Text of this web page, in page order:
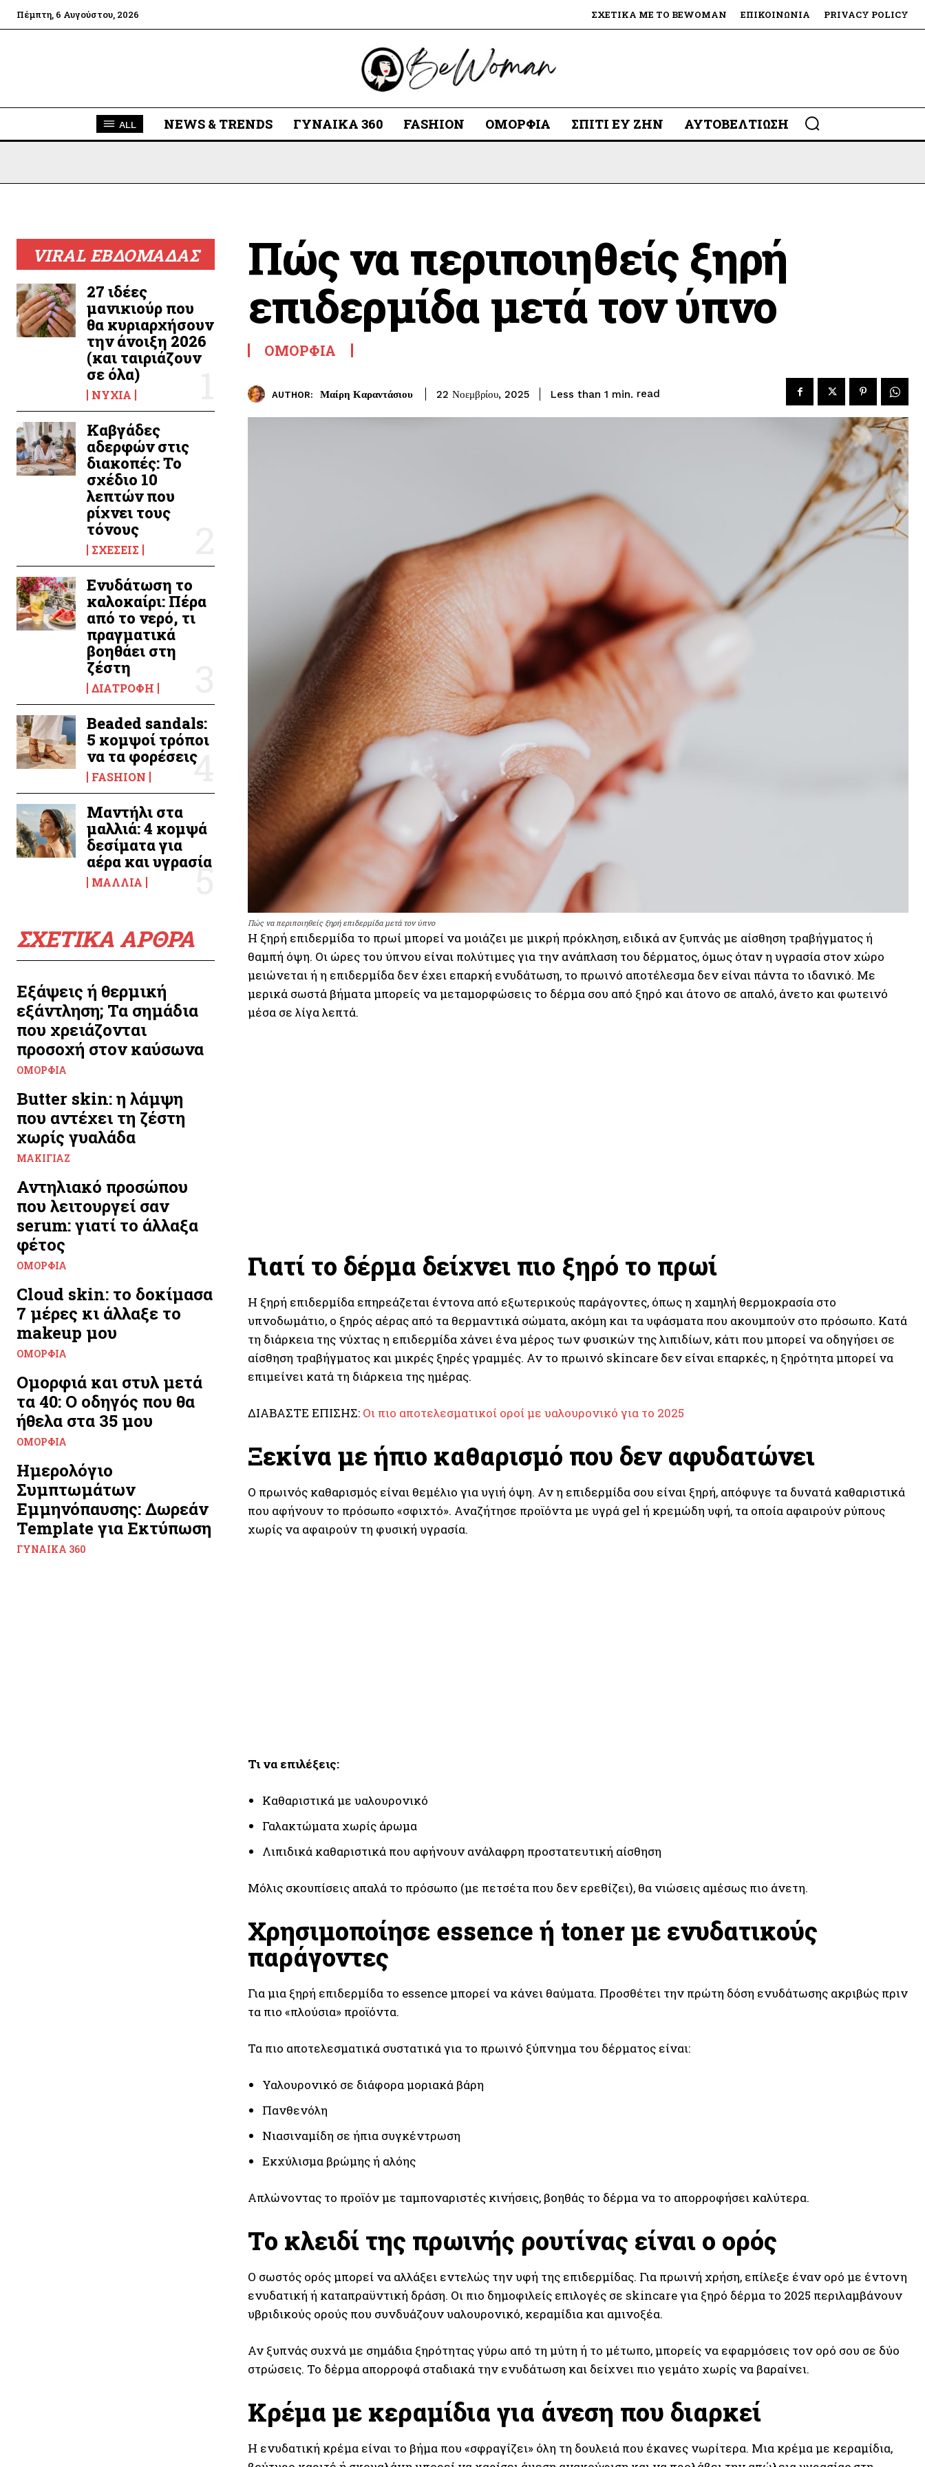
Πέμπτη, 6 Αυγούστου, 2026 ΣΧΕΤΙΚΆ ΜΕ ΤΟ BEWOMAN ΕΠΙΚΟΙΝΩΝΊΑ PRIVACY POLICY
ALL NEWS & TRENDS ΓΥΝΑΊΚΑ 360 FASHION ΟΜΟΡΦΙΆ ΣΠΊΤΙ ΕΥ ΖΗΝ ΑΥΤΟΒΕΛΤΊΩΣΗ
VIRAL ΕΒΔΟΜΑΔΑΣ
27 ιδέες
μανικιούρ που
θα κυριαρχήσουν
την άνοιξη 2026
(και ταιριάζουν
σε όλα)
ΝΎΧΙΑ
Καβγάδες
αδερφών στις
διακοπές: Το
σχέδιο 10
λεπτών που
ρίχνει τους
τόνους
ΣΧΈΣΕΙΣ
Ενυδάτωση το
καλοκαίρι: Πέρα
από το νερό, τι
πραγματικά
βοηθάει στη
ζέστη
ΔΙΑΤΡΟΦΉ
Beaded sandals:
5 κομψοί τρόποι
να τα φορέσεις
FASHION
Μαντήλι στα
μαλλιά: 4 κομψά
δεσίματα για
αέρα και υγρασία
ΜΑΛΛΙΆ
ΣΧΕΤΙΚΑ ΑΡΘΡΑ
Εξάψεις ή θερμική
εξάντληση; Τα σημάδια
που χρειάζονται
προσοχή στον καύσωνα
ΟΜΟΡΦΙΆ
Butter skin: η λάμψη
που αντέχει τη ζέστη
χωρίς γυαλάδα
ΜΑΚΙΓΙΆΖ
Αντηλιακό προσώπου
που λειτουργεί σαν
serum: γιατί το άλλαξα
φέτος
ΟΜΟΡΦΙΆ
Cloud skin: το δοκίμασα
7 μέρες κι άλλαξε το
makeup μου
ΟΜΟΡΦΙΆ
Ομορφιά και στυλ μετά
τα 40: Ο οδηγός που θα
ήθελα στα 35 μου
ΟΜΟΡΦΙΆ
Ημερολόγιο
Συμπτωμάτων
Εμμηνόπαυσης: Δωρεάν
Template για Εκτύπωση
ΓΥΝΑΊΚΑ 360
Πώς να περιποιηθείς ξηρή
επιδερμίδα μετά τον ύπνο
ΟΜΟΡΦΙΆ
AUTHOR: Μαίρη Καραντάσιου 22 Νοεμβρίου, 2025 Less than 1 min. read
Πώς να περιποιηθείς ξηρή επιδερμίδα μετά τον ύπνο
Η ξηρή επιδερμίδα το πρωί μπορεί να μοιάζει με μικρή πρόκληση, ειδικά αν ξυπνάς με αίσθηση τραβήγματος ή
θαμπή όψη. Οι ώρες του ύπνου είναι πολύτιμες για την ανάπλαση του δέρματος, όμως όταν η υγρασία στον χώρο
μειώνεται ή η επιδερμίδα δεν έχει επαρκή ενυδάτωση, το πρωινό αποτέλεσμα δεν είναι πάντα το ιδανικό. Με
μερικά σωστά βήματα μπορείς να μεταμορφώσεις το δέρμα σου από ξηρό και άτονο σε απαλό, άνετο και φωτεινό
μέσα σε λίγα λεπτά.
Γιατί το δέρμα δείχνει πιο ξηρό το πρωί
Η ξηρή επιδερμίδα επηρεάζεται έντονα από εξωτερικούς παράγοντες, όπως η χαμηλή θερμοκρασία στο
υπνοδωμάτιο, ο ξηρός αέρας από τα θερμαντικά σώματα, ακόμη και τα υφάσματα που ακουμπούν στο πρόσωπο. Κατά
τη διάρκεια της νύχτας η επιδερμίδα χάνει ένα μέρος των φυσικών της λιπιδίων, κάτι που μπορεί να οδηγήσει σε
αίσθηση τραβήγματος και μικρές ξηρές γραμμές. Αν το πρωινό skincare δεν είναι επαρκές, η ξηρότητα μπορεί να
επιμείνει κατά τη διάρκεια της ημέρας.
ΔΙΑΒΑΣΤΕ ΕΠΙΣΗΣ: Οι πιο αποτελεσματικοί οροί με υαλουρονικό για το 2025
Ξεκίνα με ήπιο καθαρισμό που δεν αφυδατώνει
Ο πρωινός καθαρισμός είναι θεμέλιο για υγιή όψη. Αν η επιδερμίδα σου είναι ξηρή, απόφυγε τα δυνατά καθαριστικά
που αφήνουν το πρόσωπο «σφιχτό». Αναζήτησε προϊόντα με υγρά gel ή κρεμώδη υφή, τα οποία αφαιρούν ρύπους
χωρίς να αφαιρούν τη φυσική υγρασία.
Τι να επιλέξεις:
Καθαριστικά με υαλουρονικό
Γαλακτώματα χωρίς άρωμα
Λιπιδικά καθαριστικά που αφήνουν ανάλαφρη προστατευτική αίσθηση
Μόλις σκουπίσεις απαλά το πρόσωπο (με πετσέτα που δεν ερεθίζει), θα νιώσεις αμέσως πιο άνετη.
Χρησιμοποίησε essence ή toner με ενυδατικούς
παράγοντες
Για μια ξηρή επιδερμίδα το essence μπορεί να κάνει θαύματα. Προσθέτει την πρώτη δόση ενυδάτωσης ακριβώς πριν
τα πιο «πλούσια» προϊόντα.
Τα πιο αποτελεσματικά συστατικά για το πρωινό ξύπνημα του δέρματος είναι:
Υαλουρονικό σε διάφορα μοριακά βάρη
Πανθενόλη
Νιασιναμίδη σε ήπια συγκέντρωση
Εκχύλισμα βρώμης ή αλόης
Απλώνοντας το προϊόν με ταμποναριστές κινήσεις, βοηθάς το δέρμα να το απορροφήσει καλύτερα.
Το κλειδί της πρωινής ρουτίνας είναι ο ορός
Ο σωστός ορός μπορεί να αλλάξει εντελώς την υφή της επιδερμίδας. Για πρωινή χρήση, επίλεξε έναν ορό με έντονη
ενυδατική ή καταπραϋντική δράση. Οι πιο δημοφιλείς επιλογές σε skincare για ξηρό δέρμα το 2025 περιλαμβάνουν
υβριδικούς ορούς που συνδυάζουν υαλουρονικό, κεραμίδια και αμινοξέα.
Αν ξυπνάς συχνά με σημάδια ξηρότητας γύρω από τη μύτη ή το μέτωπο, μπορείς να εφαρμόσεις τον ορό σου σε δύο
στρώσεις. Το δέρμα απορροφά σταδιακά την ενυδάτωση και δείχνει πιο γεμάτο χωρίς να βαραίνει.
Κρέμα με κεραμίδια για άνεση που διαρκεί
Η ενυδατική κρέμα είναι το βήμα που «σφραγίζει» όλη τη δουλειά που έκανες νωρίτερα. Μια κρέμα με κεραμίδια,